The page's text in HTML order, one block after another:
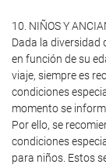
10. NIÑOS Y
Dada la diversidad
en función de su
viaje, siempre es
condiciones
momento se
Por ello, se
condiciones
para niños. Estos